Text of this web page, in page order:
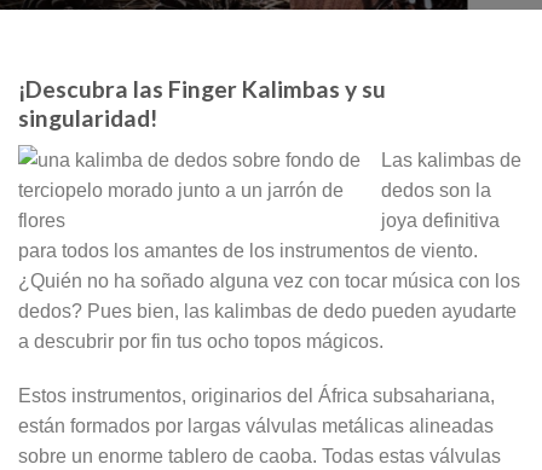
¡Descubra las Finger Kalimbas y su
singularidad!
Las kalimbas de
dedos son la
joya definitiva
para todos los amantes de los instrumentos de viento.
¿Quién no ha soñado alguna vez con tocar música con los
dedos? Pues bien, las kalimbas de dedo pueden ayudarte
a descubrir por fin tus ocho topos mágicos.
Estos instrumentos, originarios del África subsahariana,
están formados por largas válvulas metálicas alineadas
sobre un enorme tablero de caoba. Todas estas válvulas